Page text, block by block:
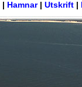
Hamnar| Utskrift